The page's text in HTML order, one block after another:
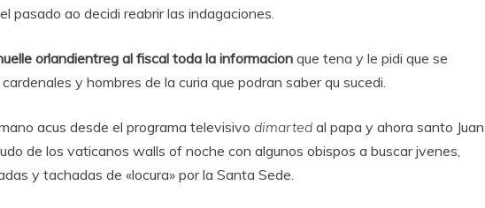
pasado ao decidi reabrir las indagaciones.
orlandientreg al fiscal toda la informacion que tena y le pidi que se
y hombres de la curia que podran saber qu sucedi.
acus desde el programa televisivo dimarted al papa y ahora santo Juan
de los vaticanos walls of noche con algunos obispos a buscar jvenes,
y tachadas de «locura» por la Santa Sede.